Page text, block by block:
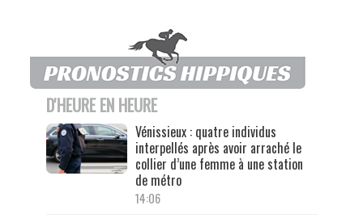
D'HEURE EN HEURE
Vénissieux : quatre individus
interpellés après avoir arraché le
collier d’une femme à une station
de métro
14:06